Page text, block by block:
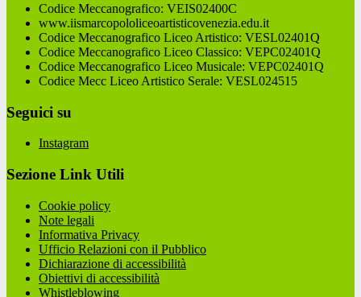
Codice Meccanografico: VEIS02400C
www.iismarcopololiceoartisticovenezia.edu.it
Codice Meccanografico Liceo Artistico: VESL02401Q
Codice Meccanografico Liceo Classico: VEPC02401Q
Codice Meccanografico Liceo Musicale: VEPC02401Q
Codice Mecc Liceo Artistico Serale: VESL024515
Seguici su
Instagram
Sezione Link Utili
Cookie policy
Note legali
Informativa Privacy
Ufficio Relazioni con il Pubblico
Dichiarazione di accessibilità
Obiettivi di accessibilità
Whistleblowing